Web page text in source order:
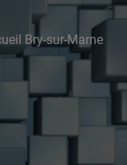
Bry-sur-Marne